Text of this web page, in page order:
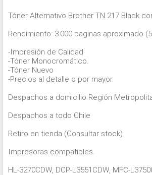
Tóner Alternativo Brother TN 217 Black
Rendimiento: 3.000 paginas aproximado
-Impresión de Calidad
-Tóner Monocromático.
-Tóner Nuevo
-Precios al detalle o por mayor.
Despachos a domicilio Región
Despachos a todo Chile
Retiro en tienda (Consultar stock)
Impresoras compatibles.
HL-3270CDW, DCP-L3551CDW, MFC-